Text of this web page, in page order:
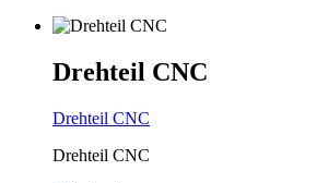
Drehteil CNC
Drehteil CNC
Drehteil CNC